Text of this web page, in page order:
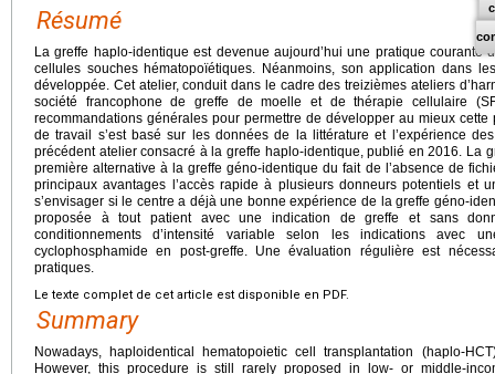
Résumé
La greffe haplo-identique est devenue aujourd’hui une pratique courante
cellules souches hématopoïétiques. Néanmoins, son application dans
développée. Cet atelier, conduit dans le cadre des treizièmes ateliers
société francophone de greffe de moelle et de thérapie cellulaire
recommandations générales pour permettre de développer au mieux
de travail s’est basé sur les données de la littérature et l’expérience
précédent atelier consacré à la greffe haplo-identique, publié en 2016. La
première alternative à la greffe géno-identique du fait de l’absence de
principaux avantages l’accès rapide à plusieurs donneurs potentiels et
s’envisager si le centre a déjà une bonne expérience de la greffe géno-
proposée à tout patient avec une indication de greffe et sans
conditionnements d’intensité variable selon les indications avec
cyclophosphamide en post-greffe. Une évaluation régulière est
pratiques.
Le texte complet de cet article est disponible en PDF.
Summary
Nowadays, haploidentical hematopoietic cell transplantation (haplo-
However, this procedure is still rarely proposed in low- or middle-